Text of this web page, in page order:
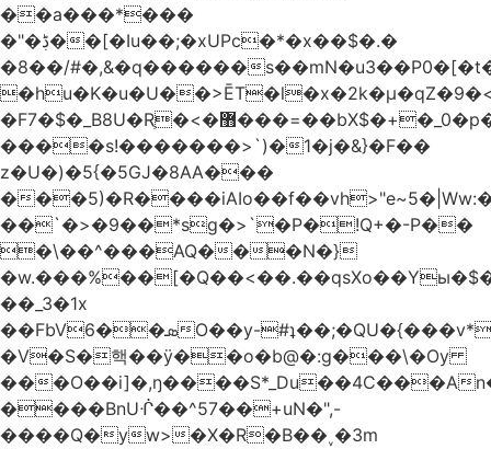
��a���*���
�"�ڋ��[�Iu��;�xUPc�*�x��$�.�
�8��/#�,&�q������
�F7�$�_B8U�Rֶ�<�޻���=��bX$�+�_0�p�=l
����s!�������>`)�1�j�&}�F��
z�U�)�5{�5GJ�8AA���
�
��`�>�9��*sg�>`�P�!Q+�-P��
�\��^���AQ���N�}
��_3�1x
��FbVܣ��6O��y-#ʇ��;�QU�{���v*�<�e�
�V�S�핵��ӱ��o�b@�:g���\�Oy
���O��i]�,ŋ����S*_Du��4C���A
����BnUᒖ��^57��+uN�",-
����Q�yw>�X�R�B��˯�3m